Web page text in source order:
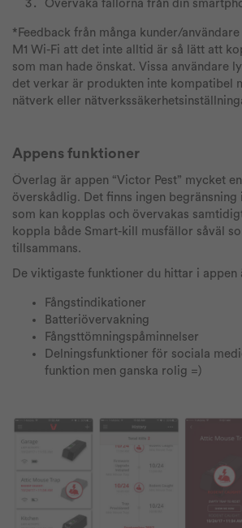
Övervaka fällorna från din
*Feedback från många kunder/
M1 Wi-Fi att det inte alltid är så lätt att
som man hade önskat. Vissa användare
det verkar är produkten inte kompatibel
nätverk eller
Appens funktioner
Överlag är appen “Victor Pest” mycket
överskådlig. Det finns ingen begränsning
som kan kopplas och övervakas
koppla både Smart-kill musfällor såväl
tillsammans.
De viktigaste funktioner du hittar i appen
Fångstindikationer
Batteriövervakning
Fångsttömningspåminnelser
Delningsfunktioner för sociala
funktion men ganska rolig =)